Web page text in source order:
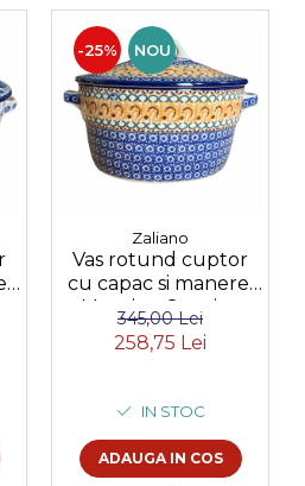
-25% NOU
Zaliano
Vas rotund cuptor
cu capac si manere,
Morning Sunrise,
ceramica smaltuita,
pictata manual,
345,00 Lei
258,75 Lei
IN STOC
ADAUGA IN COS